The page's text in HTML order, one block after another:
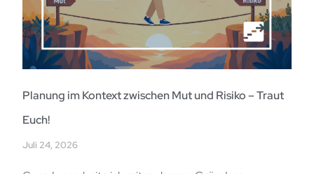
Planung im Kontext zwischen Mut und Risiko – Traut
Euch!
Juli 24, 2026